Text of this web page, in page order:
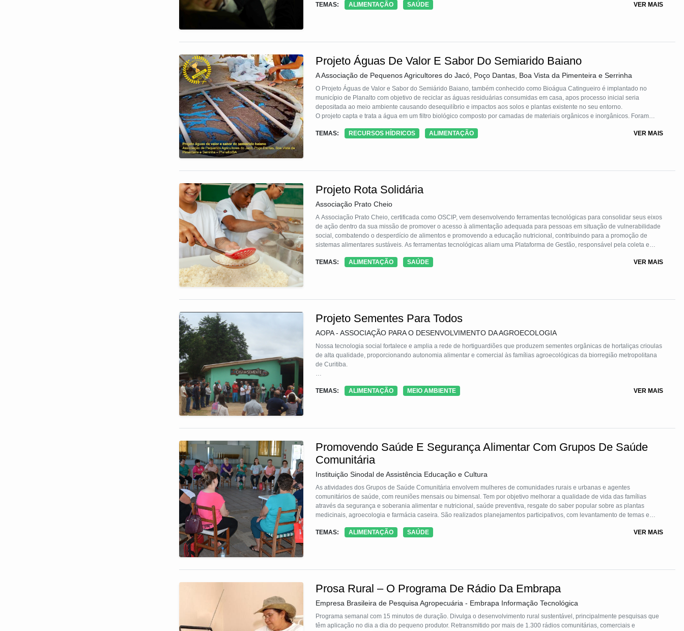
TEMAS: ALIMENTAÇÃO SAÚDE VER MAIS
Projeto Águas De Valor E Sabor Do Semiarido Baiano
A Associação de Pequenos Agricultores do Jacó, Poço Dantas, Boa Vista da Pimenteira e Serrinha
O Projeto Águas de Valor e Sabor do Semiárido Baiano, também conhecido como Bioágua Catingueiro é implantado no
município de Planalto com objetivo de reciclar as águas residuárias consumidas em casa, apos processo inicial seria
depositada ao meio ambiente causando desequilíbrio e impactos aos solos e plantas existente no seu entorno.
O projeto capta e trata a água em um filtro biológico composto por camadas de materiais orgânicos e inorgânicos. Foram
ser devolvida a qualquer corpo hídrico ou ambiente que não causara impactos.
TEMAS: RECURSOS HÍDRICOS ALIMENTAÇÃO VER MAIS
Projeto Rota Solidária
Associação Prato Cheio
A Associação Prato Cheio, certificada como OSCIP, vem desenvolvendo ferramentas tecnológicas para consolidar seus eixos
de ação dentro da sua missão de promover o acesso à alimentação adequada para pessoas em situação de vulnerabilidade
social, combatendo o desperdício de alimentos e promovendo a educação nutricional, contribuindo para a promoção de
sistemas alimentares sustáveis. As ferramentas tecnológicas aliam uma Plataforma de Gestão, responsável pela coleta e
para democratizar o acesso ao conhecimento e Plataforma Antropométrica, para o monitoramento nutricional.
TEMAS: ALIMENTAÇÃO SAÚDE VER MAIS
Projeto Sementes Para Todos
AOPA - ASSOCIAÇÃO PARA O DESENVOLVIMENTO DA AGROECOLOGIA
Nossa tecnologia social fortalece e amplia a rede de hortiguardiões que produzem sementes orgânicas de hortaliças crioulas
de alta qualidade, proporcionando autonomia alimentar e comercial às famílias agroecológicas da biorregião metropolitana
de Curitiba.
especialmente da Casa da Semente – local com equipamentos apropriados e profissionais especializados onde se
TEMAS: ALIMENTAÇÃO MEIO AMBIENTE VER MAIS
Promovendo Saúde E Segurança Alimentar Com Grupos De Saúde
Comunitária
Instituição Sinodal de Assistência Educação e Cultura
As atividades dos Grupos de Saúde Comunitária envolvem mulheres de comunidades rurais e urbanas e agentes
comunitários de saúde, com reuniões mensais ou bimensal. Tem por objetivo melhorar a qualidade de vida das famílias
através da segurança e soberania alimentar e nutricional, saúde preventiva, resgate do saber popular sobre as plantas
medicinais, agroecologia e farmácia caseira. São realizados planejamentos participativos, com levantamento de temas e
desenvolvidos ao longo do ano, retornando com avaliação e planejamento para os temas do próximo período.
TEMAS: ALIMENTAÇÃO SAÚDE VER MAIS
Prosa Rural – O Programa De Rádio Da Embrapa
Empresa Brasileira de Pesquisa Agropecuária - Embrapa Informação Tecnológica
Programa semanal com 15 minutos de duração. Divulga o desenvolvimento rural sustentável, principalmente pesquisas que
têm aplicação no dia a dia do pequeno produtor. Retransmitido por mais de 1.300 rádios comunitárias, comerciais e